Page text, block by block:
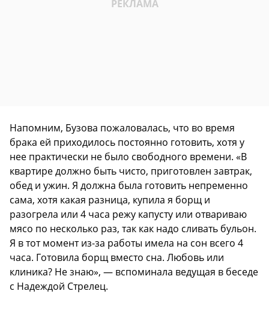
Напомним, Бузова пожаловалась, что во время
брака ей приходилось постоянно готовить, хотя у
нее практически не было свободного времени. «В
квартире должно быть чисто, приготовлен завтрак,
обед и ужин. Я должна была готовить непременно
сама, хотя какая разница, купила я борщ и
разогрела или 4 часа режу капусту или отвариваю
мясо по несколько раз, так как надо сливать бульон.
Я в тот момент из-за работы имела на сон всего 4
часа. Готовила борщ вместо сна. Любовь или
клиника? Не знаю», — вспоминала ведущая в беседе
с Надеждой Стрелец.